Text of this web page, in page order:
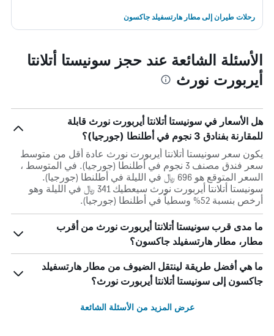
رحلات طيران إلى مطار هارتسفيلد جاكسون
الأسئلة الشائعة عند حجز سونيستا أتلانتا
أيربورت نورث
هل الأسعار في سونيستا أتلانتا أيربورت نورث قابلة
للمقارنة بفنادق 3 نجوم في أطلنطا (جورجيا)؟
يكون سعر سونيستا أتلانتا أيربورت نورث عادة أقل من متوسط ​​
سعر فندق مصنف 3 نجوم في أطلنطا (جورجيا). في المتوسط ،
السعر المتوقع هو 696 ﷼ في الليلة في أطلنطا (جورجيا).
سونيستا أتلانتا أيربورت نورث سيعطيك 341 ﷼ في الليلة وهو
أرخص بنسبة 52% وسطياً في أطلنطا (جورجيا).
ما مدى قرب سونيستا أتلانتا أيربورت نورث من أقرب
مطار، مطار هارتسفيلد جاكسون؟
ما هي أفضل طريقة لينتقل الضيوف من مطار هارتسفيلد
جاكسون إلى سونيستا أتلانتا أيربورت نورث؟
عرض المزيد من الأسئلة الشائعة